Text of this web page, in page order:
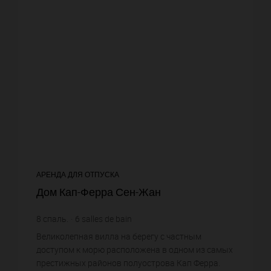
АРЕНДА ДЛЯ ОТПУСКА
Дом Кап-Ферра Сен-Жан
8 спаль. 6 salles de bain
Великолепная вилла на берегу с частным
доступом к морю расположена в одном из самых
престижных районов полуострова Кап Ферра.